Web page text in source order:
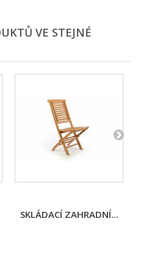
VE STEJNÉ
SKLÁDACÍ ZAHRADNÍ...